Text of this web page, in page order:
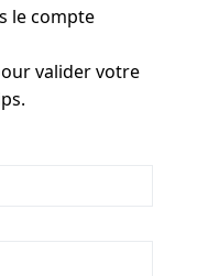
le compte
valider votre